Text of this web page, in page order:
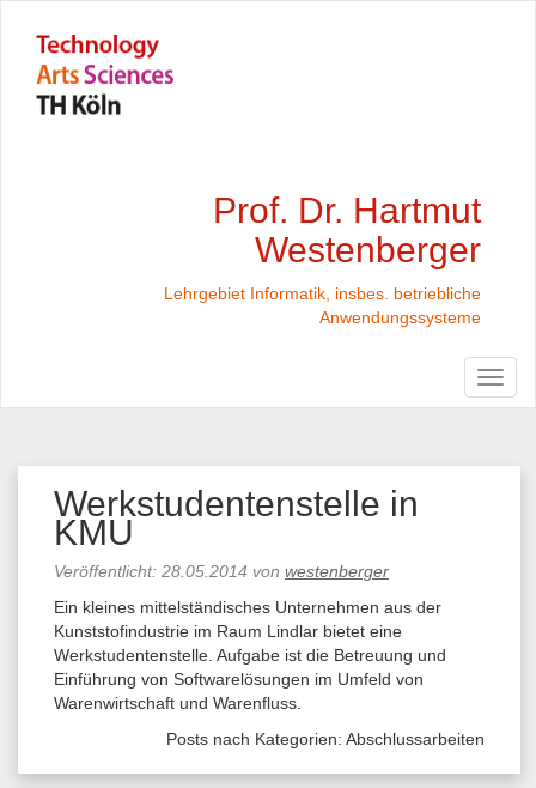
Prof. Dr. Hartmut
Westenberger
Lehrgebiet Informatik, insbes. betriebliche
Anwendungssysteme
Werkstudentenstelle in
KMU
Veröffentlicht: 28.05.2014 von westenberger
Ein kleines mittelständisches Unternehmen aus der
Kunststofindustrie im Raum Lindlar bietet eine
Werkstudentenstelle. Aufgabe ist die Betreuung und
Einführung von Softwarelösungen im Umfeld von
Warenwirtschaft und Warenfluss.
Posts nach Kategorien: Abschlussarbeiten